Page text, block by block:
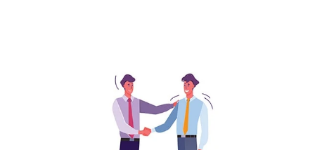
Welche Arbeiten sind
genehmigungspflichtig und wo findet